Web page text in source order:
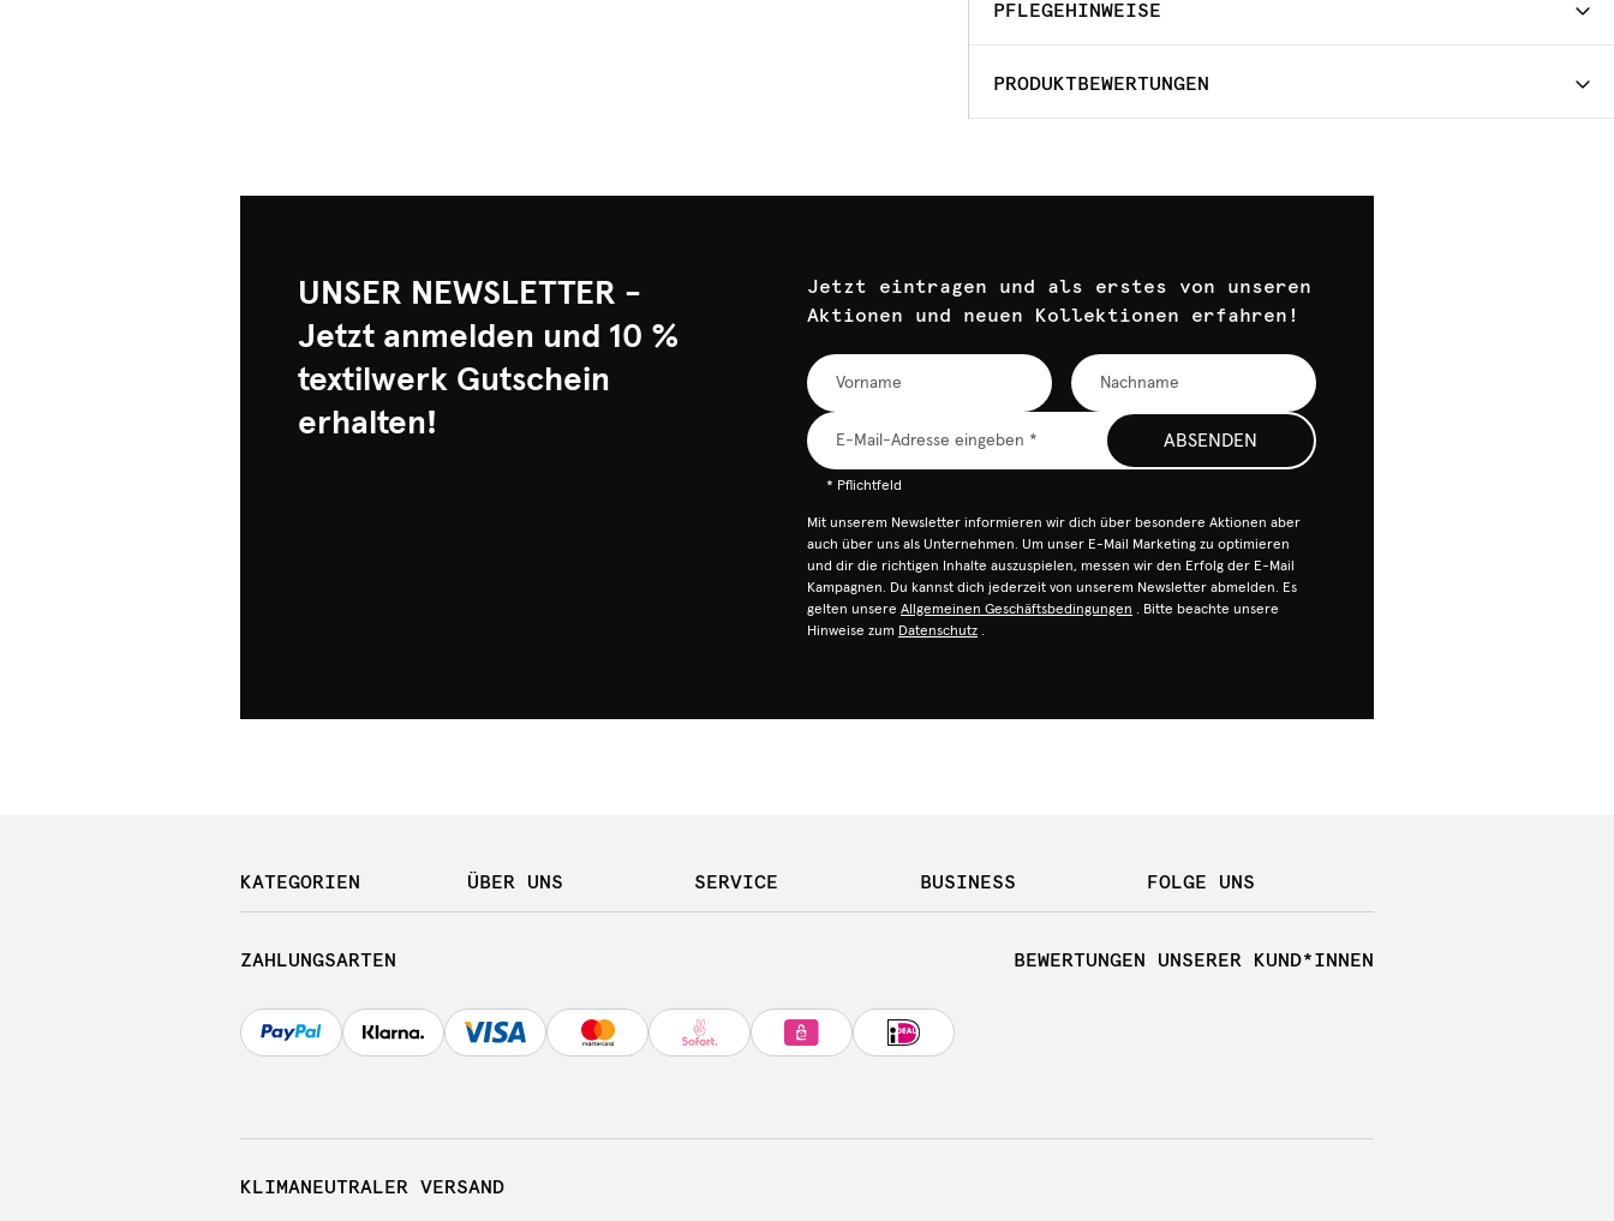
PFLEGEHINWEISE
PRODUKTBEWERTUNGEN
UNSER NEWSLETTER -
Jetzt anmelden und 10 %
textilwerk Gutschein
erhalten!
Jetzt eintragen und als erstes von unseren
Aktionen und neuen Kollektionen erfahren!
ABSENDEN
* Pflichtfeld
Mit unserem Newsletter informieren wir dich über besondere Aktionen aber
auch über uns als Unternehmen. Um unser E-Mail Marketing zu optimieren
und dir die richtigen Inhalte auszuspielen, messen wir den Erfolg der E-Mail
Kampagnen. Du kannst dich jederzeit von unserem Newsletter abmelden. Es
gelten unsere Allgemeinen Geschäftsbedingungen . Bitte beachte unsere
Hinweise zum Datenschutz .
KATEGORIEN ÜBER UNS SERVICE BUSINESS FOLGE UNS
ZAHLUNGSARTEN BEWERTUNGEN UNSERER KUND*INNEN
KLIMANEUTRALER VERSAND